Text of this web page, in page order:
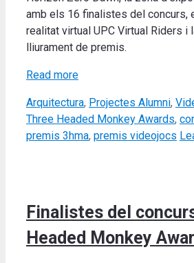
amb els 16 finalistes del concurs,
realitat virtual UPC Virtual Riders i
lliurament de premis.
Read more
Categories
Arquitectura, Projectes Alumni,
Three Headed Monkey Awards,
premis 3hma, premis videojocs
Finalistes del
Headed Monkey